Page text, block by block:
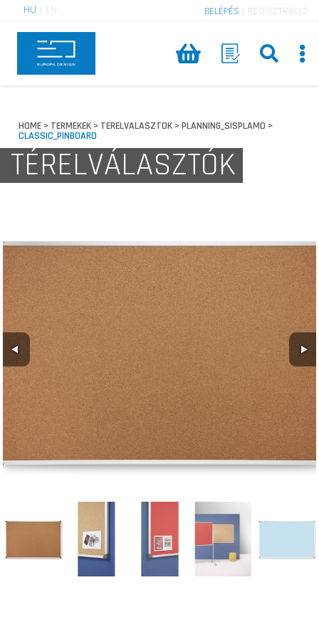
HU EN BELÉPÉS REGISZTRÁCIÓ
HOME > TERMEKEK > TERELVALASZTOK >PLANNING_SISPLAMO >
CLASSIC_PINBOARD
TÉRELVÁLASZTÓK